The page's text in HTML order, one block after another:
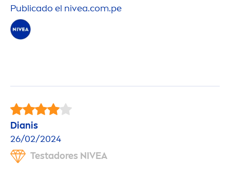
Publicado el nivea.com.pe
Dianis
26/02/2024
Testadores NIVEA